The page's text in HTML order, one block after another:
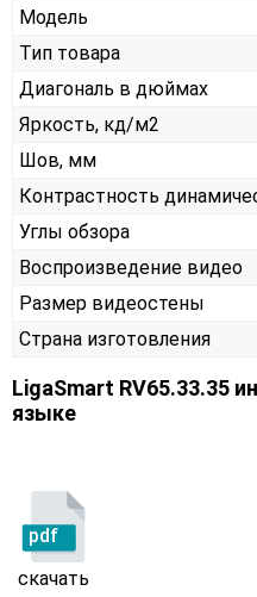
Модель
Тип товара
Диагональ в дюймах
Яркость, кд/м2
Шов, мм
Контрастность
Углы обзора
Воспроизведение видео
Размер видеостены
Страна изготовления
LigaSmart RV65.33.35
языке
pdf
скачать